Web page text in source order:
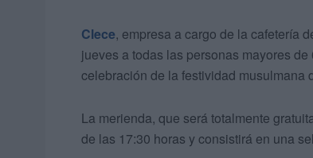
Clece, empresa a cargo de la cafetería
jueves a todas las personas mayores
celebración de la festividad musulmana
La merienda, que será totalmente
de las 17:30 horas y consistirá en una